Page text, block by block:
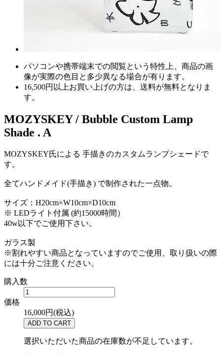
パソコンや携帯端末での閲覧という特性上、商品の画
像が実際の色目と多少異なる場合が有ります。
16,500円以上お買い上げの方は、 送料が無料となりま
す。
MOZYSKEY / Bubble Custom Lamp
Shade . A
MOZYSKEY氏による 手描きのカスタムランプシェードで
す。
全てハンドメイド(手描き) で制作された一点物。
サイズ：H20cm×W10cm×D10cm
※ LEDライト付属 (約15000時間）
40w以下でご使用下さい。
ガラス製
※割れやすい商品となっていますのでご使用、取り扱いの際
には十分ご注意ください。
購入数
価格
16,000円(税込)
選択いただいた商品の在庫数が不足しています。